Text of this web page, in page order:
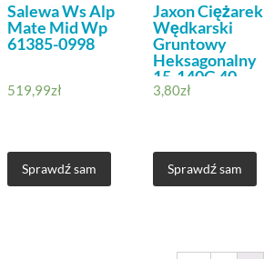
Salewa Ws Alp
Mate Mid Wp
61385-0998
519,99zł
Sprawdź sam
Jaxon Ciężarek
Wędkarski
Gruntowy
Heksagonalny
15-140G 40
3,80zł
Sprawdź sam